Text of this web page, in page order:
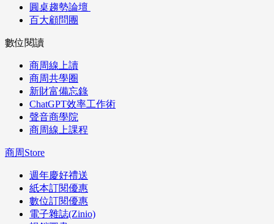
圓桌趨勢論壇
百大顧問團
數位閱讀
商周線上讀
商周共學圈
新財富備忘錄
ChatGPT效率工作術
聲音商學院
商周線上課程
商周Store
週年慶好禮送
紙本訂閱優惠
數位訂閱優惠
電子雜誌(Zinio)